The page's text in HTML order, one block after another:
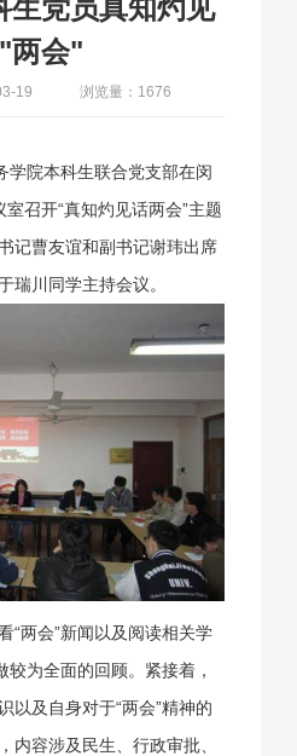
生党员真知灼见
两会"
19 浏览量：1676
学院本科生联合党支部在闵
召开“真知灼见话两会”主题
记曹友谊和副书记谢玮出席
瑞川同学主持会议。
“两会”新闻以及阅读相关学
较为全面的回顾。紧接着，
以及自身对于“两会”精神的
内容涉及民生、行政审批、